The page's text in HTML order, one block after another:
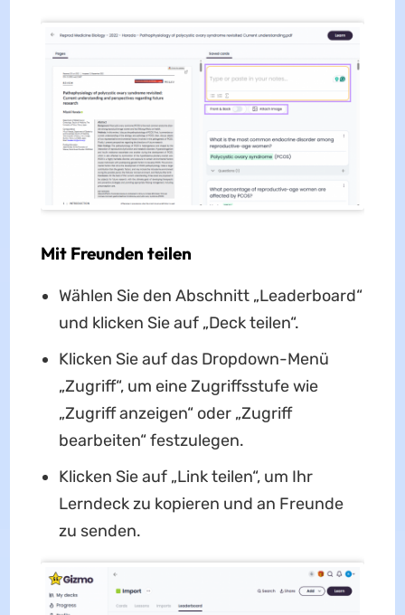
Mit Freunden teilen
Wählen Sie den Abschnitt „Leaderboard“
und klicken Sie auf „Deck teilen“.
Klicken Sie auf das Dropdown-Menü
„Zugriff“, um eine Zugriffsstufe wie
„Zugriff anzeigen“ oder „Zugriff
bearbeiten“ festzulegen.
Klicken Sie auf „Link teilen“, um Ihr
Lerndeck zu kopieren und an Freunde
zu senden.